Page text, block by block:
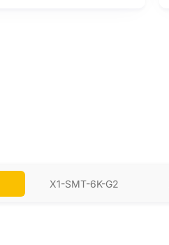
X1-SMT-6K-G2